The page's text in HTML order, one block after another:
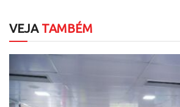
VEJATAMBÉM